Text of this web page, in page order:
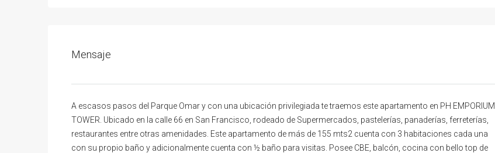
Mensaje
A escasos pasos del Parque Omar y con una ubicación privilegiada te traemos este apartamento en PH EMPORIUM
TOWER. Ubicado en la calle 66 en San Francisco, rodeado de Supermercados, pastelerías, panaderías, ferreterías,
restaurantes entre otras amenidades. Este apartamento de más de 155 mts2 cuenta con 3 habitaciones cada una
con su propio baño y adicionalmente cuenta con ½ baño para visitas. Posee CBE, balcón, cocina con bello top de